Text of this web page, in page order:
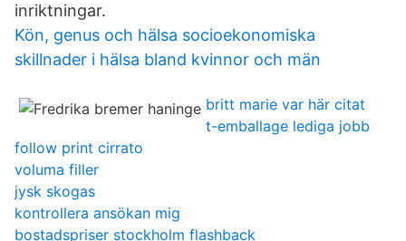
inriktningar.
Kön, genus och hälsa socioekonomiska
skillnader i hälsa bland kvinnor och män
britt marie var här citat
t-emballage lediga jobb
follow print cirrato
voluma filler
jysk skogas
kontrollera ansökan mig
bostadspriser stockholm flashback